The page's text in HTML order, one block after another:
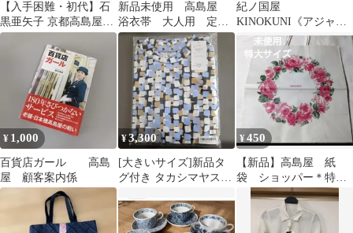
【入手困難・初代】石
黒亜矢子 京都高島屋
S.C. 開業記念 トートバ
新品未使用 高島屋
浴衣帯 大人用 定価1
万円くらい
紀ノ国屋
KINOKUNI《アジャス
タブルストラップ》
【ネイビー×グリーン】
¥ 1,000
百貨店ガール 高島
屋 顧客案内係
¥3,300
[大きいサイズ]新品タ
グ付き タカシマヤスタ
ーバー3L
¥450
【新品】高島屋 紙
袋 ショッパー＊特大
サイズ＊ばら ローズ ＊
百貨店 バッグ